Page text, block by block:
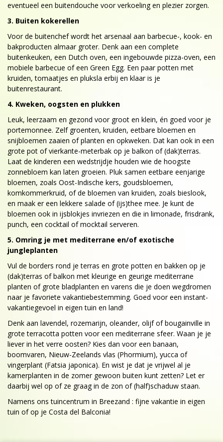
eventueel een buitendouche voor verkoeling en plezier zorgen.
3. Buiten kokerellen
Voor de buitenchef wordt het arsenaal aan barbecue-, kook- en
bakproducten almaar groter. Denk aan een complete
buitenkeuken, een Dutch oven, een ingebouwde pizza-oven, een
mobiele barbecue of een Green Egg. Een paar potten met
kruiden, tomaatjes en pluksla erbij en klaar is je
buitenrestaurant.
4. Kweken, oogsten en plukken
Leuk, leerzaam en gezond voor groot en klein, én goed voor je
portemonnee. Zelf groenten, kruiden, eetbare bloemen en
snijbloemen zaaien of planten en opkweken. Dat kan ook in een
grote pot of vierkante-meterbak op je balkon of (dak)terras.
Laat de kinderen een wedstrijdje houden wie de hoogste
zonnebloem kan laten groeien. Pluk samen eetbare eenjarige
bloemen, zoals Oost-Indische kers, goudsbloemen,
komkommerkruid, of de bloemen van kruiden, zoals bieslook,
en maak er een lekkere salade of (ijs)thee mee. Je kunt de
bloemen ook in ijsblokjes invriezen en die in limonade, frisdrank,
punch, een cocktail of mocktail serveren.
5. Omring je met mediterrane en/of exotische
jungleplanten
Vul de borders rond je terras en grote potten en bakken op je
(dak)terras of balkon met kleurige en geurige mediterrane
planten of grote bladplanten en varens die je doen wegdromen
naar je favoriete vakantiebestemming. Goed voor een instant-
vakantiegevoel in eigen tuin en land!
Denk aan lavendel, rozemarijn, oleander, olijf of bougainville in
grote terracotta potten voor een mediterrane sfeer. Waan je je
liever in het verre oosten? Kies dan voor een banaan,
boomvaren, Nieuw-Zeelands vlas (Phormium), yucca of
vingerplant (Fatsia japonica). En wist je dat je vrijwel al je
kamerplanten in de zomer gewoon buiten kunt zetten? Let er
daarbij wel op of ze graag in de zon of (half)schaduw staan.
Namens ons tuincentrum in Breezand : fijne vakantie in eigen
tuin of op je Costa del Balconia!